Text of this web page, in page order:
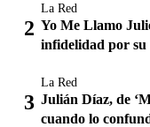
La Red
Yo Me Llamo
infidelidad por su
La Red
Julián Díaz, de
cuando lo